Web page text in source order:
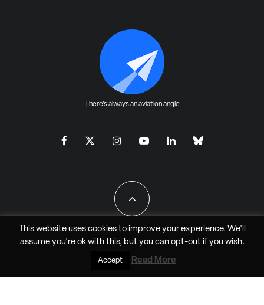
There's always an aviation angle
All Rights Reserved - JAO Aero Media LLC
This website uses cookies to improve your experience. We'll
assume you're ok with this, but you can opt-outif you wish.
Accept Read More